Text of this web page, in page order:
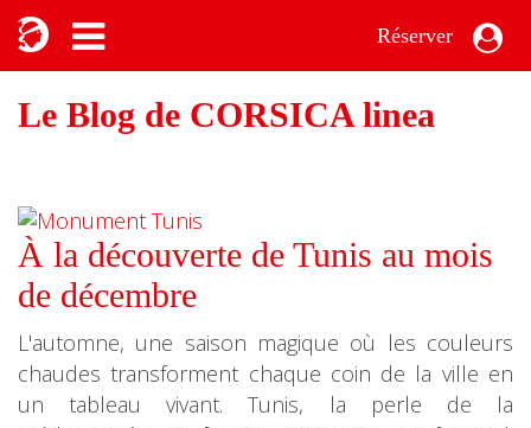
Réserver
Le Blog de CORSICA linea
À la découverte de Tunis au mois
de décembre
L'automne, une saison magique où les couleurs
chaudes transforment chaque coin de la ville en
un tableau vivant. Tunis, la perle de la